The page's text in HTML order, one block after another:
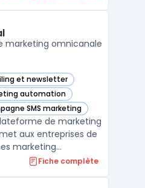
ou responsables
marketing omnicanale
et newsletter
cette catégorie
automation
cette catégorie
SMS marketing
cette catégorie
de marketing
aux entreprises de
marketing
ciblées. Avec
Fiche complète